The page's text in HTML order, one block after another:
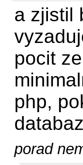
a zjistil
pocit
php,
porad